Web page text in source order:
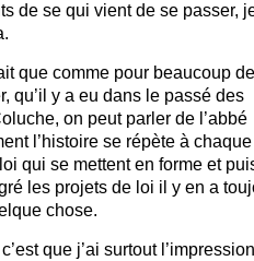
de se qui vient de se passer,
que comme pour beaucoup de
qu’il y a eu dans le passé des
on peut parler de l’abbé
l’histoire se répète à
qui se mettent en forme et
les projets de loi il y en a
chose.
que j’ai surtout